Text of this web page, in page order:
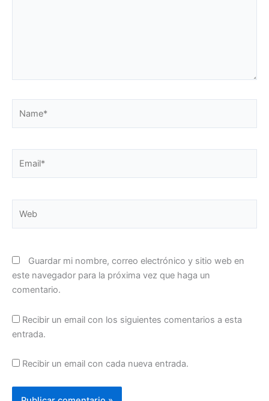
Guardar mi nombre, correo electrónico y sitio web en
este navegador para la próxima vez que haga un
comentario.
Recibir un email con los siguientes comentarios a esta
entrada.
Recibir un email con cada nueva entrada.